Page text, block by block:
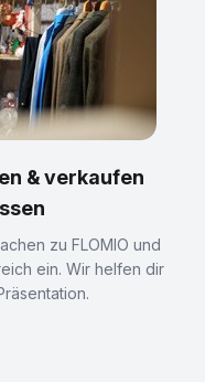
& verkaufen
zu FLOMIO und
ein. Wir helfen dir